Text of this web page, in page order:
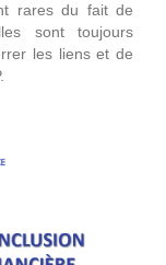
rares du fait de
sont toujours
les liens et de